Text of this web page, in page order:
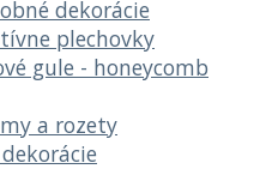
dekorácie
plechovky
gule - honeycomb
a rozety